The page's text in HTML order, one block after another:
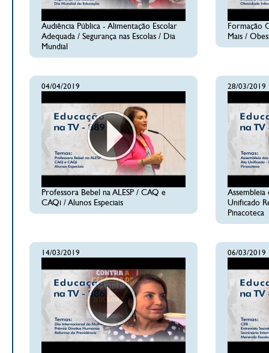
Audiência Pública - Alimentação Escolar
Adequada / Segurança nas Escolas / Dia
Mundial
Formação
Mais /
04/04/2019
Professora Bebel na ALESP / CAQ e
CAQi / Alunos Especiais
28/03/2019
Unificado
Pinacoteca
14/03/2019 06/03/2019